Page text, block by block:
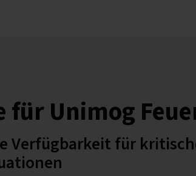
für Unimog
Verfügbarkeit für